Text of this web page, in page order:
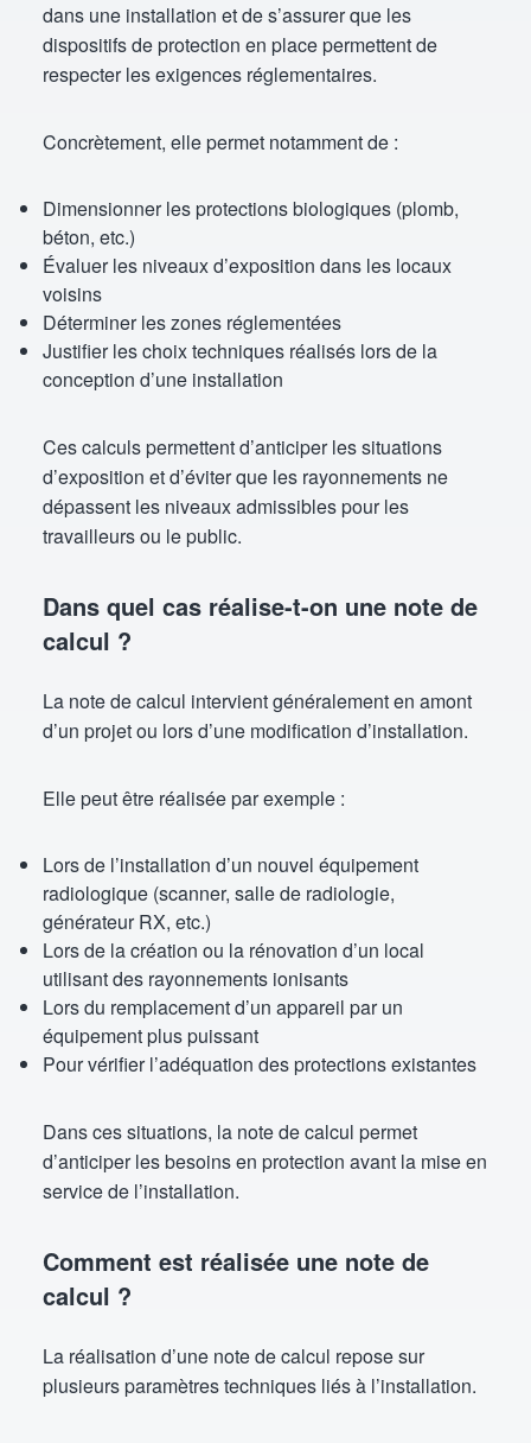
dans une installation et de s’assurer que les
dispositifs de protection en place permettent de
respecter les exigences réglementaires.
Concrètement, elle permet notamment de :
Dimensionner les protections biologiques (plomb,
béton, etc.)
Évaluer les niveaux d’exposition dans les locaux
voisins
Déterminer les zones réglementées
Justifier les choix techniques réalisés lors de la
conception d’une installation
Ces calculs permettent d’anticiper les situations
d’exposition et d’éviter que les rayonnements ne
dépassent les niveaux admissibles pour les
travailleurs ou le public.
Dans quel cas réalise-t-on une note de
calcul ?
La note de calcul intervient généralement en amont
d’un projet ou lors d’une modification d’installation.
Elle peut être réalisée par exemple :
Lors de l’installation d’un nouvel équipement
radiologique (scanner, salle de radiologie,
générateur RX, etc.)
Lors de la création ou la rénovation d’un local
utilisant des rayonnements ionisants
Lors du remplacement d’un appareil par un
équipement plus puissant
Pour vérifier l’adéquation des protections existantes
Dans ces situations, la note de calcul permet
d’anticiper les besoins en protection avant la mise en
service de l’installation.
Comment est réalisée une note de
calcul ?
La réalisation d’une note de calcul repose sur
plusieurs paramètres techniques liés à l’installation.